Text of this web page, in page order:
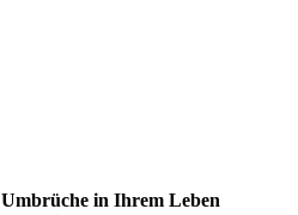
Umbrüche in Ihrem Leben